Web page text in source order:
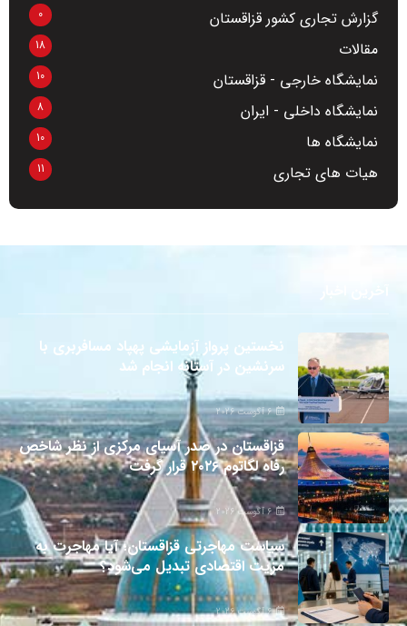
گزارش تجاری کشور قزاقستان 0
مقالات 18
نمایشگاه خارجی - قزاقستان 10
نمایشگاه داخلی - ایران 8
نمایشگاه ها 10
هیات های تجاری 11
نخستین پرواز آزمایشی پهپاد مسافربری با
سرنشین در آستانه انجام شد
6 آگوست 2026
قزاقستان در صدر آسیای مرکزی از نظر شاخص
رفاه لگاتوم ۲۰۲۶ قرار گرفت
6 آگوست 2026
سیاست مهاجرتی قزاقستان؛ آیا مهاجرت به
مزیت اقتصادی تبدیل می‌شود؟
6 آگوست 2026